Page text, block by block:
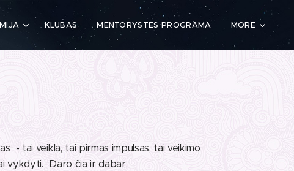
KLUBAS MENTORYSTĖS PROGRAMA MORE
- tai veikla, tai pirmas impulsas, tai veikimo
vykdyti. Daro čia ir dabar.